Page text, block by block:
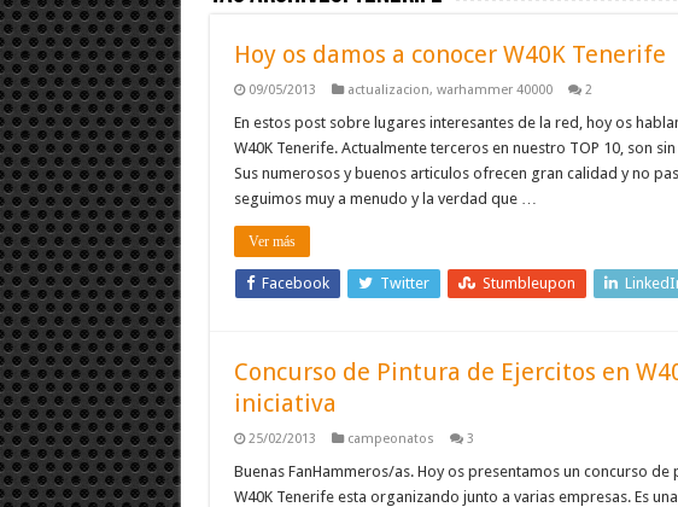
Hoy os damos a conocer W40K Tenerife
09/05/2013 actualizacion, warhammer 40000 2
En estos post sobre lugares interesantes de la red, hoy os
W40K Tenerife. Actualmente terceros en nuestro TOP 10, son
Sus numerosos y buenos articulos ofrecen gran calidad y no
seguimos muy a menudo y la verdad que …
Ver más
Facebook Twitter Stumbleupon
Concurso de Pintura de Ejercitos en
iniciativa
25/02/2013 campeonatos 3
Buenas FanHammeros/as. Hoy os presentamos un concurso
W40K Tenerife esta organizando junto a varias empresas. Es